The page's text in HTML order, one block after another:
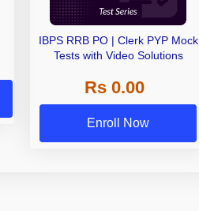
IBPS RRB PO | Clerk PYP Mock
Tests with Video Solutions
Rs 0.00
Enroll Now